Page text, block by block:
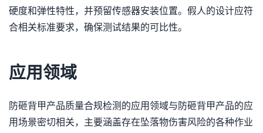
硬度和弹性特性，并预留传感器安装位置。假人的设计应符
合相关标准要求，确保测试结果的可比性。
应用领域
防砸背甲产品质量合规检测的应用领域与防砸背甲产品的应
用场景密切相关，主要涵盖存在坠落物伤害风险的各种作业